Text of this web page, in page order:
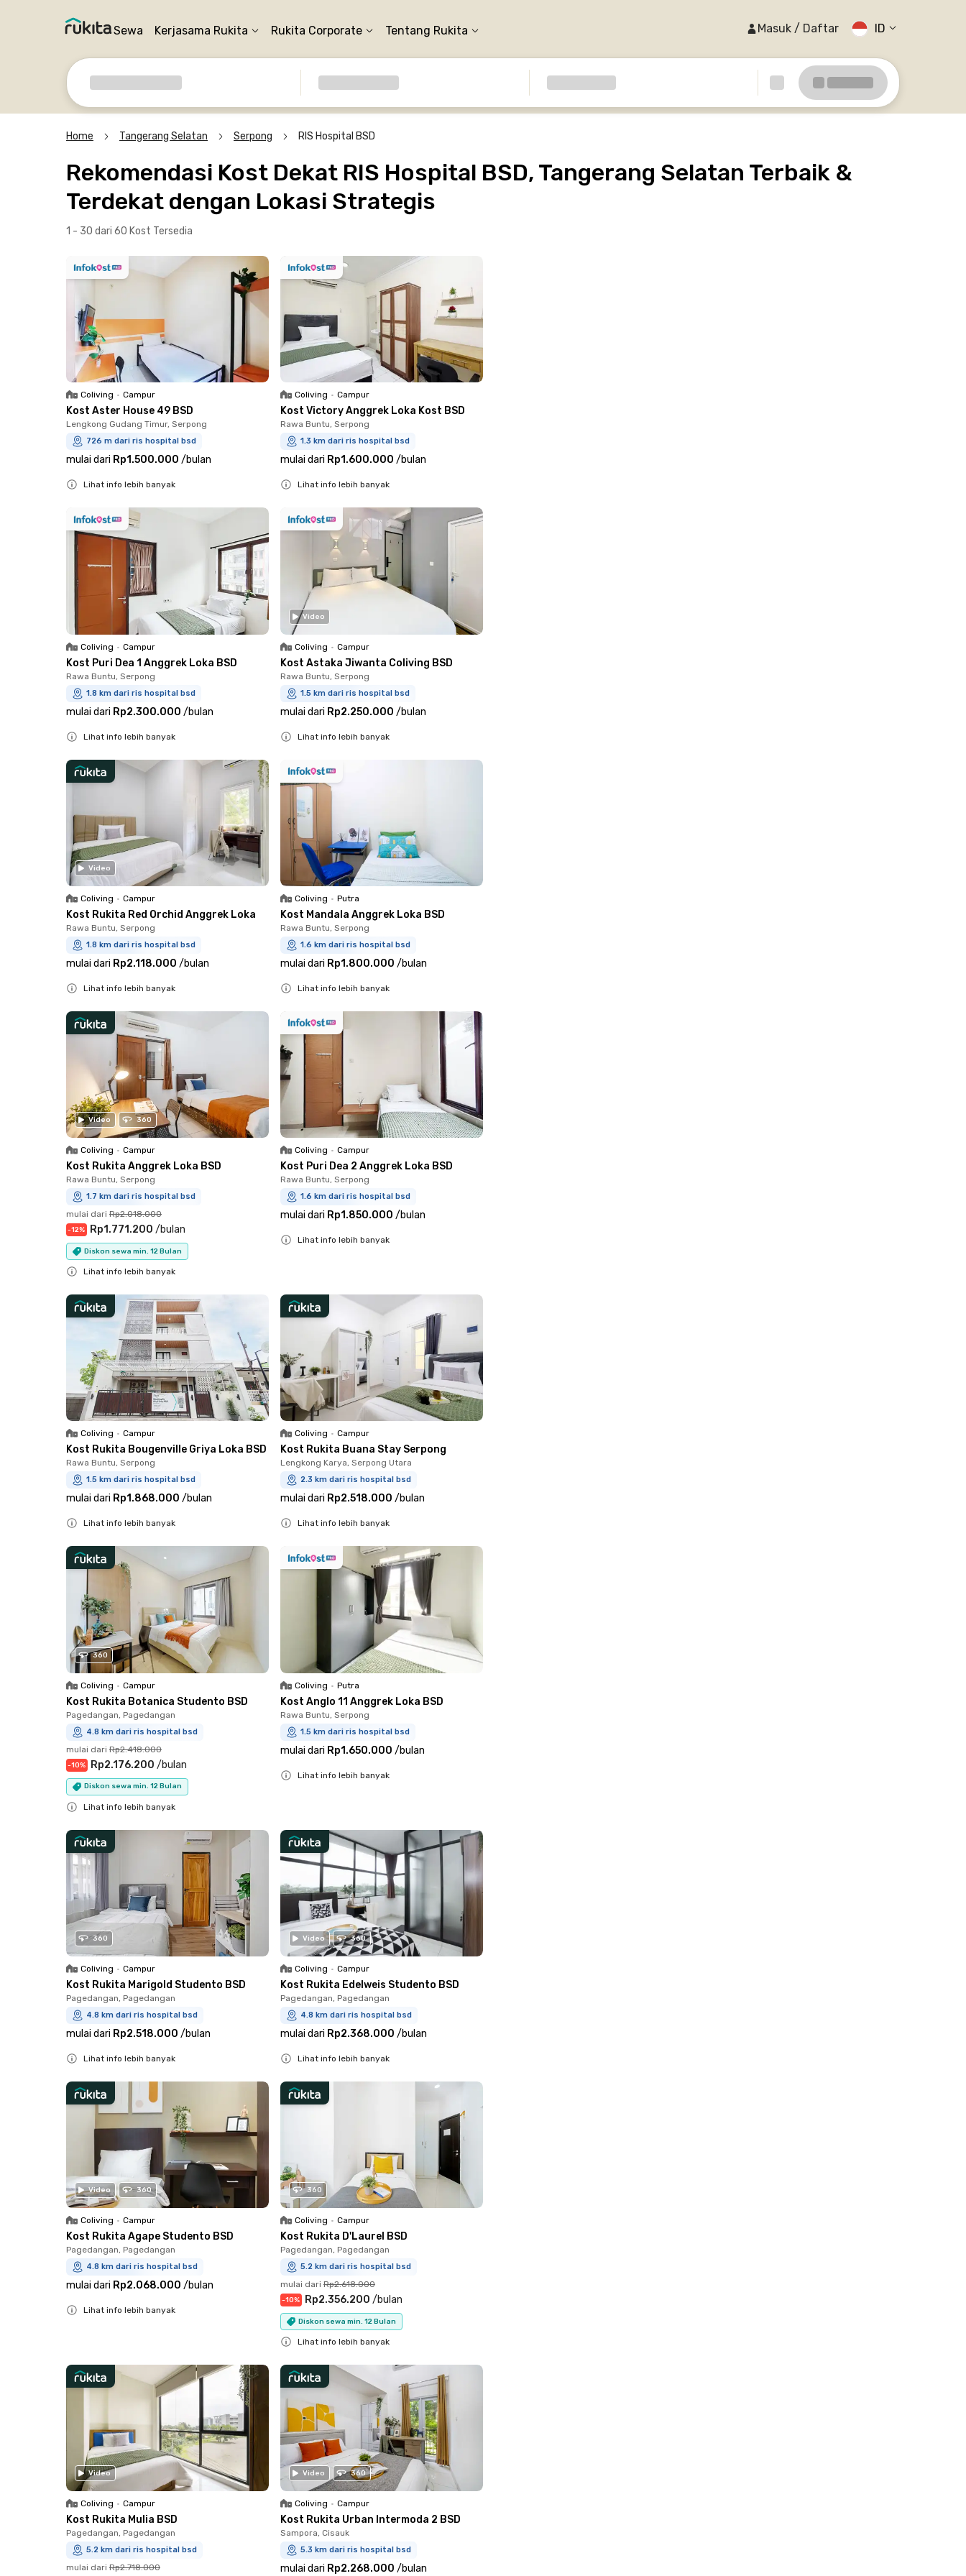
Sewa Kerjasama Rukita Rukita Corporate Tentang Rukita Masuk / Daftar ID
Home Tangerang Selatan Serpong RIS Hospital BSD
Rekomendasi Kost Dekat RIS Hospital BSD, Tangerang Selatan Terbaik &
Terdekat dengan Lokasi Strategis
1 - 30 dari 60 Kost Tersedia
Coliving • Campur
Kost Aster House 49 BSD
Lengkong Gudang Timur, Serpong
726 m dari ris hospital bsd
mulai dari Rp1.500.000 /bulan
Lihat info lebih banyak
Coliving • Campur
Kost Victory Anggrek Loka Kost BSD
Rawa Buntu, Serpong
1.3 km dari ris hospital bsd
mulai dari Rp1.600.000 /bulan
Lihat info lebih banyak
Coliving • Campur
Kost Puri Dea 1 Anggrek Loka BSD
Rawa Buntu, Serpong
1.8 km dari ris hospital bsd
mulai dari Rp2.300.000 /bulan
Lihat info lebih banyak
Video
Coliving • Campur
Kost Astaka Jiwanta Coliving BSD
Rawa Buntu, Serpong
1.5 km dari ris hospital bsd
mulai dari Rp2.250.000 /bulan
Lihat info lebih banyak
Video
Coliving • Campur
Kost Rukita Red Orchid Anggrek Loka
Rawa Buntu, Serpong
1.8 km dari ris hospital bsd
mulai dari Rp2.118.000 /bulan
Lihat info lebih banyak
Coliving • Putra
Kost Mandala Anggrek Loka BSD
Rawa Buntu, Serpong
1.6 km dari ris hospital bsd
mulai dari Rp1.800.000 /bulan
Lihat info lebih banyak
Video 360
Coliving • Campur
Kost Rukita Anggrek Loka BSD
Rawa Buntu, Serpong
1.7 km dari ris hospital bsd
mulai dari Rp2.018.000
-12% Rp1.771.200 /bulan
Diskon sewa min. 12 Bulan
Lihat info lebih banyak
Coliving • Campur
Kost Puri Dea 2 Anggrek Loka BSD
Rawa Buntu, Serpong
1.6 km dari ris hospital bsd
mulai dari Rp1.850.000 /bulan
Lihat info lebih banyak
Coliving • Campur
Kost Rukita Bougenville Griya Loka BSD
Rawa Buntu, Serpong
1.5 km dari ris hospital bsd
mulai dari Rp1.868.000 /bulan
Lihat info lebih banyak
Coliving • Campur
Kost Rukita Buana Stay Serpong
Lengkong Karya, Serpong Utara
2.3 km dari ris hospital bsd
mulai dari Rp2.518.000 /bulan
Lihat info lebih banyak
360
Coliving • Campur
Kost Rukita Botanica Studento BSD
Pagedangan, Pagedangan
4.8 km dari ris hospital bsd
mulai dari Rp2.418.000
-10% Rp2.176.200 /bulan
Diskon sewa min. 12 Bulan
Lihat info lebih banyak
Coliving • Putra
Kost Anglo 11 Anggrek Loka BSD
Rawa Buntu, Serpong
1.5 km dari ris hospital bsd
mulai dari Rp1.650.000 /bulan
Lihat info lebih banyak
360
Coliving • Campur
Kost Rukita Marigold Studento BSD
Pagedangan, Pagedangan
4.8 km dari ris hospital bsd
mulai dari Rp2.518.000 /bulan
Lihat info lebih banyak
Video 360
Coliving • Campur
Kost Rukita Edelweis Studento BSD
Pagedangan, Pagedangan
4.8 km dari ris hospital bsd
mulai dari Rp2.368.000 /bulan
Lihat info lebih banyak
Video 360
Coliving • Campur
Kost Rukita Agape Studento BSD
Pagedangan, Pagedangan
4.8 km dari ris hospital bsd
mulai dari Rp2.068.000 /bulan
Lihat info lebih banyak
360
Coliving • Campur
Kost Rukita D'Laurel BSD
Pagedangan, Pagedangan
5.2 km dari ris hospital bsd
mulai dari Rp2.618.000
-10% Rp2.356.200 /bulan
Diskon sewa min. 12 Bulan
Lihat info lebih banyak
Video
Coliving • Campur
Kost Rukita Mulia BSD
Pagedangan, Pagedangan
5.2 km dari ris hospital bsd
mulai dari Rp2.718.000
Video 360
Coliving • Campur
Kost Rukita Urban Intermoda 2 BSD
Sampora, Cisauk
5.3 km dari ris hospital bsd
mulai dari Rp2.268.000 /bulan